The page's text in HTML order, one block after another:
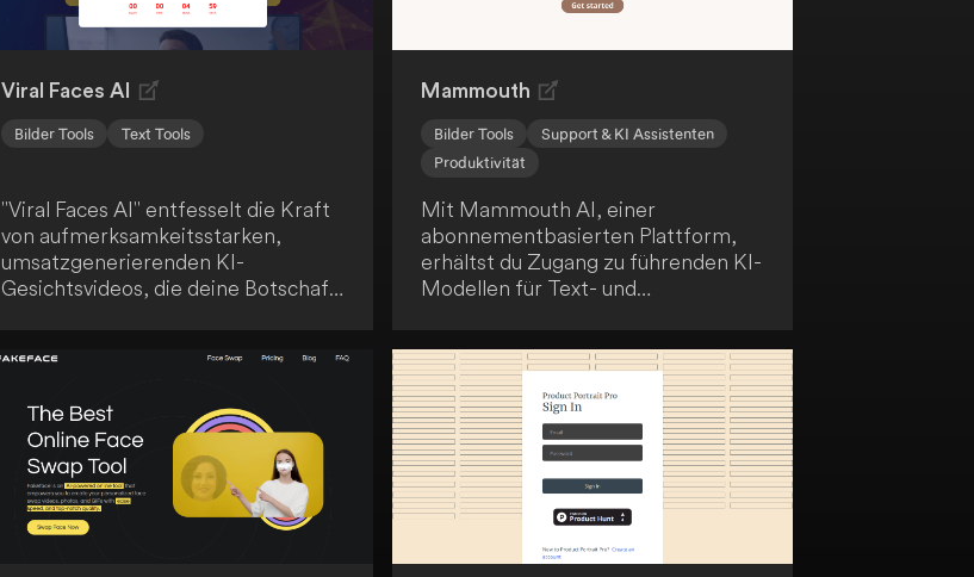
Viral Faces AI
Bilder Tools Text Tools
"Viral Faces AI" entfesselt die Kraft
von aufmerksamkeitsstarken,
umsatzgenerierenden KI-
Gesichtsvideos, die deine Botschaft
Reels und YouTube Shorts
beeindruckenden Möglichkeiten
dieser Technologie, um deine
Online-Präsenz zu steigern.
Mammouth
Bilder Tools
Support & KI Assistenten
Produktivität
Mit Mammouth AI, einer
abonnementbasierten Plattform,
erhältst du Zugang zu führenden KI-
Modellen für Text- und
One-Click-Reprompting,
Projektassistenten und
mehrsprachige Unterstützung. Die
Plattform ist auf verschiedenen
Geräten zugänglich und ermöglicht
dir eine nahtlose Integration von KI
in deine unterschiedlichen
Arbeitsabläufe.